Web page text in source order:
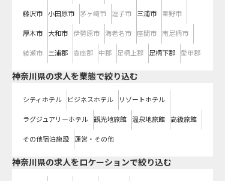
藤沢市 小田原市 茅ヶ崎市 逗子市 三浦市 秦野市
厚木市 大和市 伊勢原市 海老名市 座間市 南足柄市
綾瀬市 三浦郡 高座郡 中郡 足柄上郡 足柄下郡 愛甲郡
神奈川県の求人を業態で絞り込む
シティホテル ビジネスホテル リゾートホテル
ラグジュアリーホテル 観光地旅館 温泉地旅館 高級旅館
その他宿泊施設 運営・その他
神奈川県の求人をロケーションで絞り込む